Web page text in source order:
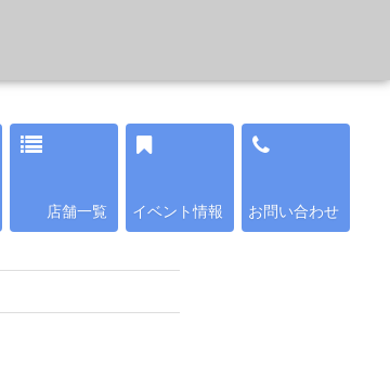
店舗一覧 イベント情報 お問い合わせ